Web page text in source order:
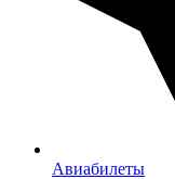
Авиабилеты